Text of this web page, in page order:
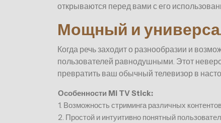
открываются перед вами с его
Мощный и
Когда речь заходит о разнообразии и
пользователей равнодушными. Этот
превратить ваш обычный телевизор в
Особенности Mi TV Stick:
1. Возможность стриминга различных
2. Простой и интуитивно понятный